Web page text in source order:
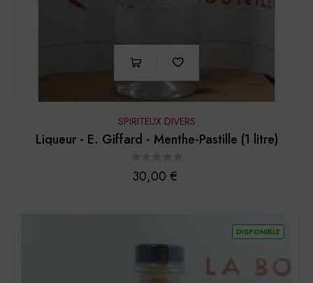
SPIRITEUX DIVERS
Liqueur - E. Giffard - Menthe-Pastille (1 litre)
Prix
30,00 €
DISPONIBLE